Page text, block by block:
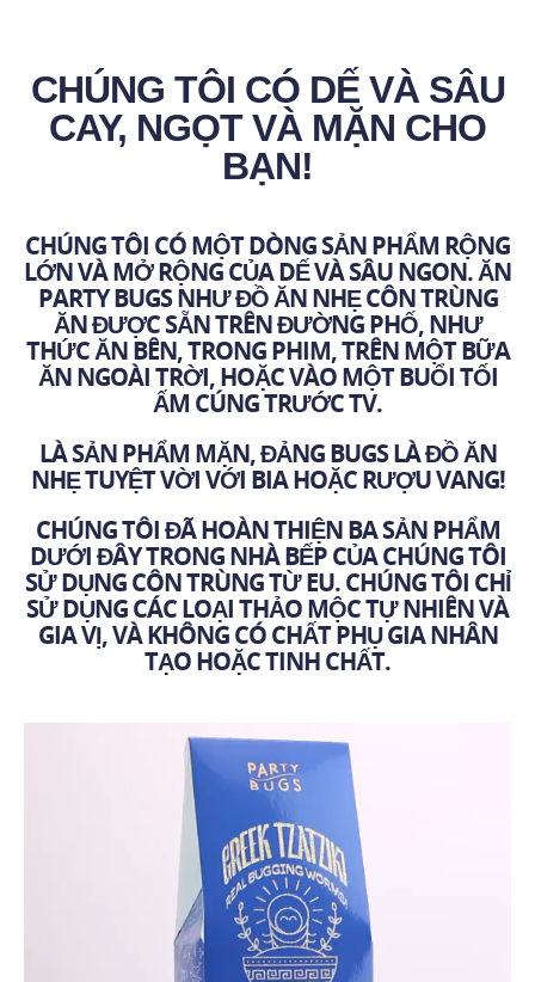
CHÚNG TÔI CÓ DẾ VÀ SÂU
CAY, NGỌT VÀ MẶN CHO
BẠN!
CHÚNG TÔI CÓ MỘT DÒNG SẢN PHẨM RỘNG
LỚN VÀ MỞ RỘNG CỦA DẾ VÀ SÂU NGON. ĂN
PARTY BUGS NHƯ ĐỒ ĂN NHẸ CÔN TRÙNG
ĂN ĐƯỢC SẴN TRÊN ĐƯỜNG PHỐ, NHƯ
THỨC ĂN BÊN, TRONG PHIM, TRÊN MỘT BỮA
ĂN NGOÀI TRỜI, HOẶC VÀO MỘT BUỔI TỐI
ẤM CÚNG TRƯỚC TV.
LÀ SẢN PHẨM MẶN, ĐẢNG BUGS LÀ ĐỒ ĂN
NHẸ TUYỆT VỜI VỚI BIA HOẶC RƯỢU VANG!
CHÚNG TÔI ĐÃ HOÀN THIỆN BA SẢN PHẨM
DƯỚI ĐÂY TRONG NHÀ BẾP CỦA CHÚNG TÔI
SỬ DỤNG CÔN TRÙNG TỪ EU. CHÚNG TÔI CHỈ
SỬ DỤNG CÁC LOẠI THẢO MỘC TỰ NHIÊN VÀ
GIA VỊ, VÀ KHÔNG CÓ CHẤT PHỤ GIA NHÂN
TẠO HOẶC TINH CHẤT.